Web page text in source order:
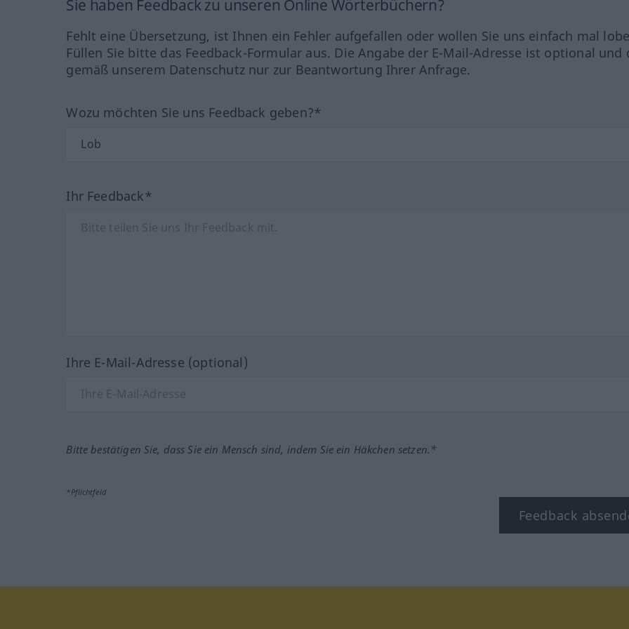
Sie haben Feedback zu unseren Online Wörterbüchern?
Fehlt eine Übersetzung, ist Ihnen ein Fehler aufgefallen oder wollen Sie uns einfach mal
Füllen Sie bitte das Feedback-Formular aus. Die Angabe der E-Mail-Adresse ist optional und
gemäß unserem Datenschutz nur zur Beantwortung Ihrer Anfrage.
Wozu möchten Sie uns Feedback geben?*
Ihr Feedback*
Ihre E-Mail-Adresse (optional)
Bitte bestätigen Sie, dass Sie ein Mensch sind, indem Sie ein Häkchen setzen.*
*Pflichtfeld
Feedback